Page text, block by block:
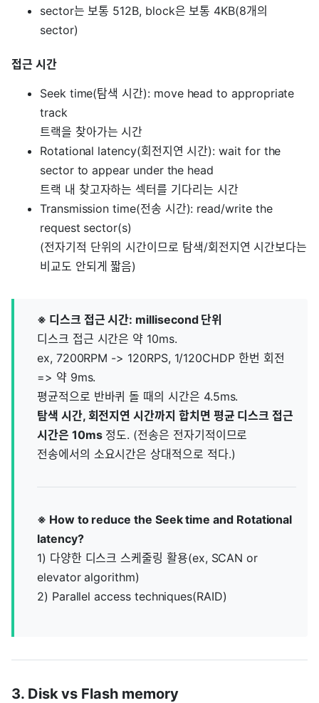
sector는 보통 512B, block은 보통 4KB(8개의
sector)
접근 시간
Seek time(탐색 시간): move head to appropriate
track
트랙을 찾아가는 시간
Rotational latency(회전지연 시간): wait for the
sector to appear under the head
트랙 내 찾고자하는 섹터를 기다리는 시간
Transmission time(전송 시간): read/write the
request sector(s)
(전자기적 단위의 시간이므로 탐색/회전지연 시간보다는
비교도 안되게 짧음)
※ 디스크 접근 시간: millisecond 단위
디스크 접근 시간은 약 10ms.
ex, 7200RPM -> 120RPS, 1/120CHDP 한번 회전
=> 약 9ms.
평균적으로 반바퀴 돌 때의 시간은 4.5ms.
탐색 시간, 회전지연 시간까지 합치면 평균 디스크 접근
시간은 10ms정도. (전송은 전자기적이므로
전송에서의 소요시간은 상대적으로 적다.)
※ How to reduce the Seek time and Rotational
latency?
1) 다양한 디스크 스케줄링 활용(ex, SCAN or
elevator algorithm)
2) Parallel access techniques(RAID)
3. Disk vs Flash memory